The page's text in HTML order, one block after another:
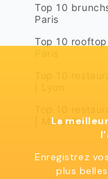
Top 10 brunchs
Paris
Top 10
| Marseille
La
Enregistrez
plus